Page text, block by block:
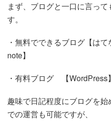
まず、ブログと一口に言っ
す。
・無料でできるブログ【はて
note】
・有料ブログ 【WordPress
趣味で日記程度にブログを
での運営も可能ですが、